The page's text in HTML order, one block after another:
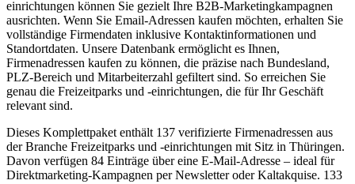
einrichtungen können Sie gezielt Ihre B2B-Marketingkampagnen
ausrichten. Wenn Sie Email-Adressen kaufen möchten, erhalten Sie
vollständige Firmendaten inklusive Kontaktinformationen und
Standortdaten. Unsere Datenbank ermöglicht es Ihnen,
Firmenadressen kaufen zu können, die präzise nach Bundesland,
PLZ-Bereich und Mitarbeiterzahl gefiltert sind. So erreichen Sie
genau die Freizeitparks und -einrichtungen, die für Ihr Geschäft
relevant sind.
Dieses Komplettpaket enthält 137 verifizierte Firmenadressen aus
der Branche Freizeitparks und -einrichtungen mit Sitz in Thüringen.
Davon verfügen 84 Einträge über eine E-Mail-Adresse – ideal für
Direktmarketing-Kampagnen per Newsletter oder Kaltakquise. 133